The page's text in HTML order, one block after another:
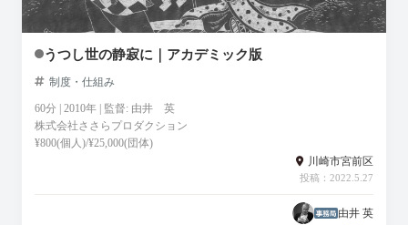
うつし世の静寂に｜アカデミック版
制度・仕組み
60分 | 2010年 | 監督: 由井 英
株式会社ささらプロダクション
¥800(個人)/¥25,000(団体)
川崎市宮前区
投稿：2022.5.27
由井 英